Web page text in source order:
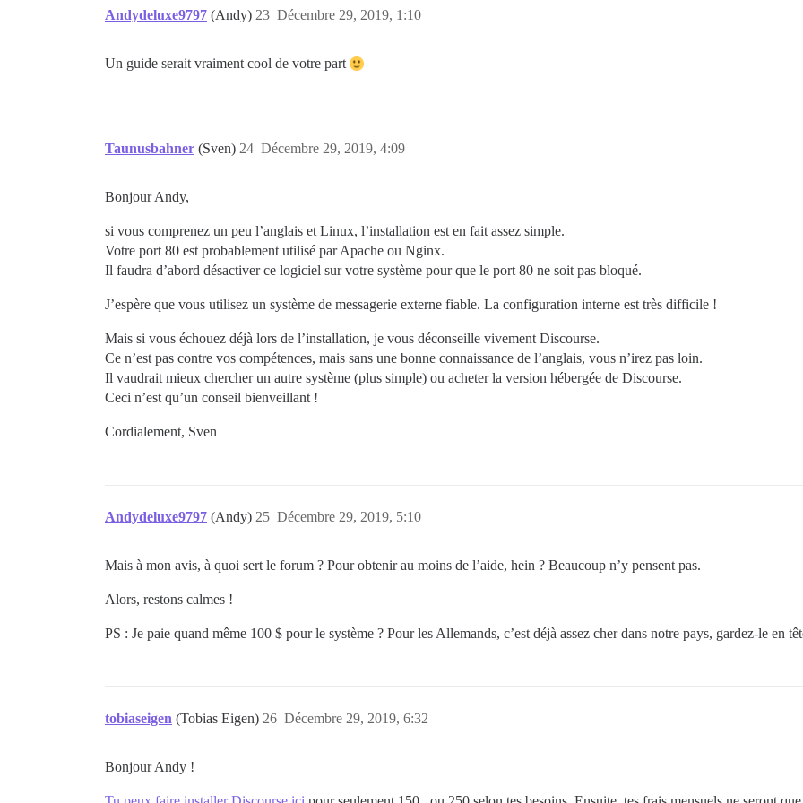
Andydeluxe9797 (Andy) Décembre 29, 2019, 1:10
23
Un guide serait vraiment cool de votre part
Taunusbahner (Sven) Décembre 29, 2019, 4:09
24
Bonjour Andy,
si vous comprenez un peu l’anglais et Linux, l’installation est en fait assez simple.
Votre port 80 est probablement utilisé par Apache ou Nginx.
Il faudra d’abord désactiver ce logiciel sur votre système pour que le port 80 ne soit pas bloqué.
J’espère que vous utilisez un système de messagerie externe fiable. La configuration interne est très difficile !
Mais si vous échouez déjà lors de l’installation, je vous déconseille vivement Discourse.
Ce n’est pas contre vos compétences, mais sans une bonne connaissance de l’anglais, vous n’irez pas loin.
Il vaudrait mieux chercher un autre système (plus simple) ou acheter la version hébergée de Discourse.
Ceci n’est qu’un conseil bienveillant !
Cordialement, Sven
Andydeluxe9797 (Andy) Décembre 29, 2019, 5:10
25
Mais à mon avis, à quoi sert le forum ? Pour obtenir au moins de l’aide, hein ? Beaucoup n’y pensent pas.
Alors, restons calmes !
PS : Je paie quand même 100 $ pour le système ? Pour les Allemands, c’est déjà assez cher dans notre pays, gardez-le en
tobiaseigen (Tobias Eigen) Décembre 29, 2019, 6:32
26
Bonjour Andy !